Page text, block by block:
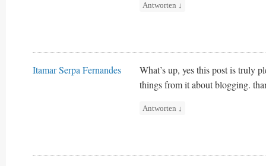
Antworten ↓
Itamar Serpa Fernandes
What’s up, yes this post is truly
things from it about blogging.
Antworten ↓